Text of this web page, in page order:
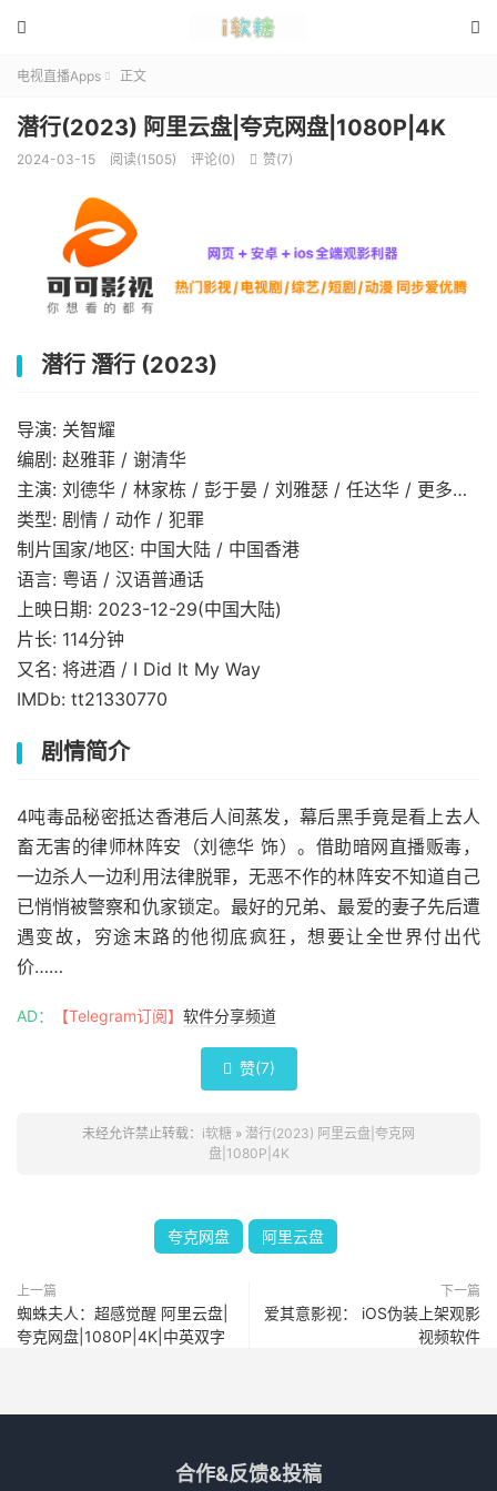


电视直播Apps  正文
潜行(2023) 阿里云盘|夸克网盘|1080P|4K
2024-03-15 阅读(1505) 评论(0)  赞(7)
潜行 潛行 (2023)
导演: 关智耀
编剧: 赵雅菲 / 谢清华
主演: 刘德华 / 林家栋 / 彭于晏 / 刘雅瑟 / 任达华 / 更多…
类型: 剧情 / 动作 / 犯罪
制片国家/地区: 中国大陆 / 中国香港
语言: 粤语 / 汉语普通话
上映日期: 2023-12-29(中国大陆)
片长: 114分钟
又名: 将进酒 / I Did It My Way
IMDb: tt21330770
剧情简介
4吨毒品秘密抵达香港后人间蒸发，幕后黑手竟是看上去人
畜无害的律师林阵安（刘德华 饰）。借助暗网直播贩毒，
一边杀人一边利用法律脱罪，无恶不作的林阵安不知道自己
已悄悄被警察和仇家锁定。最好的兄弟、最爱的妻子先后遭
遇变故，穷途末路的他彻底疯狂，想要让全世界付出代
价……
AD： 【Telegram订阅】 软件分享频道
 赞(7)
未经允许禁止转载： i软糖 » 潜行(2023) 阿里云盘|夸克网
盘|1080P|4K
夸克网盘 阿里云盘
上一篇
蜘蛛夫人：超感觉醒 阿里云盘|
夸克网盘|1080P|4K|中英双字
下一篇
爱其意影视： iOS伪装上架观影
视频软件
合作&反馈&投稿